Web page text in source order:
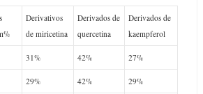
Derivativos
de miricetina
Derivados de
quercetina
Derivados de
kaempferol
31% 42% 27%
29% 42% 29%